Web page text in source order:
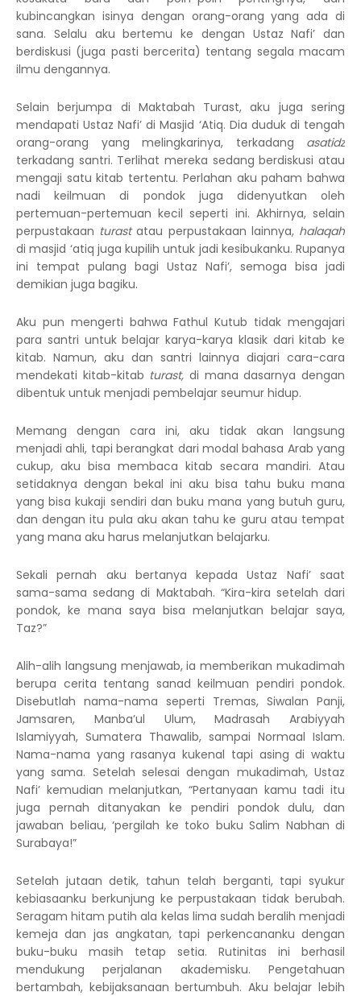
kubincangkan isinya dengan orang-orang yang ada di
sana. Selalu aku bertemu ke dengan Ustaz Nafi’ dan
berdiskusi (juga pasti bercerita) tentang segala macam
ilmu dengannya.
Selain berjumpa di Maktabah Turast, aku juga sering
mendapati Ustaz Nafi’ di Masjid ‘Atiq. Dia duduk di tengah
orang-orang yang melingkarinya, terkadang asatidz
terkadang santri. Terlihat mereka sedang berdiskusi atau
mengaji satu kitab tertentu. Perlahan aku paham bahwa
nadi keilmuan di pondok juga didenyutkan oleh
pertemuan-pertemuan kecil seperti ini. Akhirnya, selain
perpustakaan turastatau perpustakaan lainnya, halaqah
di masjid ‘atiq juga kupilih untuk jadi kesibukanku. Rupanya
ini tempat pulang bagi Ustaz Nafi’, semoga bisa jadi
demikian juga bagiku.
Aku pun mengerti bahwa Fathul Kutub tidak mengajari
para santri untuk belajar karya-karya klasik dari kitab ke
kitab. Namun, aku dan santri lainnya diajari cara-cara
mendekati kitab-kitab turast,di mana dasarnya dengan
dibentuk untuk menjadi pembelajar seumur hidup.
Memang dengan cara ini, aku tidak akan langsung
menjadi ahli, tapi berangkat dari modal bahasa Arab yang
cukup, aku bisa membaca kitab secara mandiri. Atau
setidaknya dengan bekal ini aku bisa tahu buku mana
yang bisa kukaji sendiri dan buku mana yang butuh guru,
dan dengan itu pula aku akan tahu ke guru atau tempat
yang mana aku harus melanjutkan belajarku.
Sekali pernah aku bertanya kepada Ustaz Nafi’ saat
sama-sama sedang di Maktabah. “Kira-kira setelah dari
pondok, ke mana saya bisa melanjutkan belajar saya,
Taz?”
Alih-alih langsung menjawab, ia memberikan mukadimah
berupa cerita tentang sanad keilmuan pendiri pondok.
Disebutlah nama-nama seperti Tremas, Siwalan Panji,
Jamsaren, Manba’ul Ulum, Madrasah Arabiyyah
Islamiyyah, Sumatera Thawalib, sampai Normaal Islam.
Nama-nama yang rasanya kukenal tapi asing di waktu
yang sama. Setelah selesai dengan mukadimah, Ustaz
Nafi’ kemudian melanjutkan, “Pertanyaan kamu tadi itu
juga pernah ditanyakan ke pendiri pondok dulu, dan
jawaban beliau, ‘pergilah ke toko buku Salim Nabhan di
Surabaya!”
Setelah jutaan detik, tahun telah berganti, tapi syukur
kebiasaanku berkunjung ke perpustakaan tidak berubah.
Seragam hitam putih ala kelas lima sudah beralih menjadi
kemeja dan jas angkatan, tapi perkencananku dengan
buku-buku masih tetap setia. Rutinitas ini berhasil
mendukung perjalanan akademisku. Pengetahuan
bertambah, kebijaksanaan bertumbuh. Aku belajar lebih